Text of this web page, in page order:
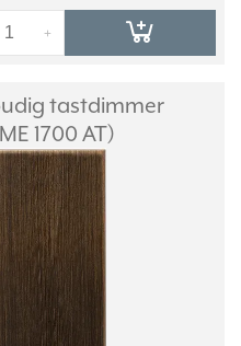
+
tastdimmer
1700 AT)